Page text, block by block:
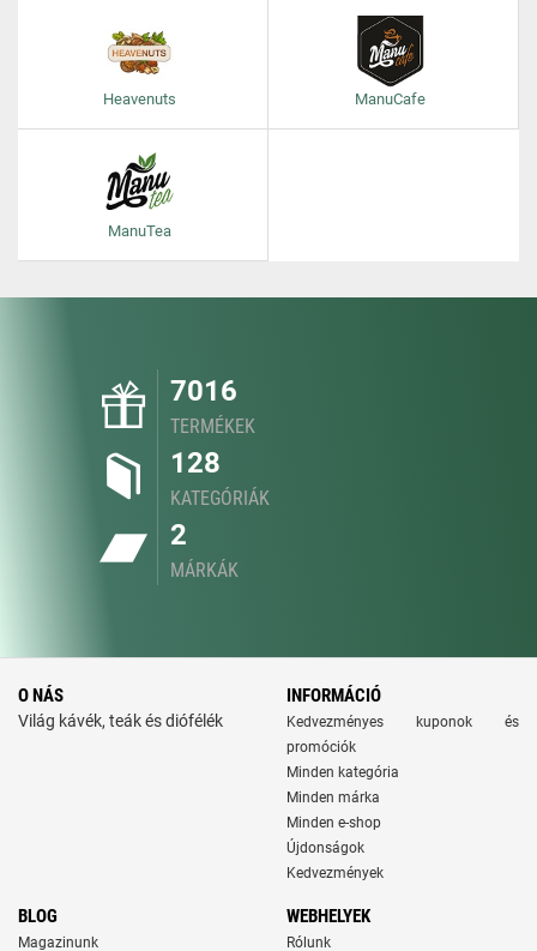
Heavenuts ManuCafe
ManuTea
7016
TERMÉKEK
128
KATEGÓRIÁK
2
MÁRKÁK
O NÁS
Világ kávék, teák és diófélék
INFORMÁCIÓ
Kedvezményes kuponok és
promóciók
Minden kategória
Minden márka
Minden e-shop
Újdonságok
Kedvezmények
BLOG
Magazinunk
WEBHELYEK
Rólunk